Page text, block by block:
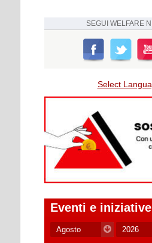
SEGUI WELFARE
Select
Eventi e iniziative